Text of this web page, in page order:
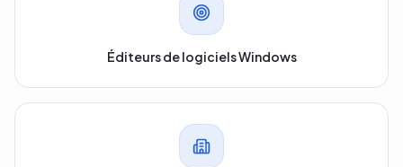
Éditeurs de logiciels Windows